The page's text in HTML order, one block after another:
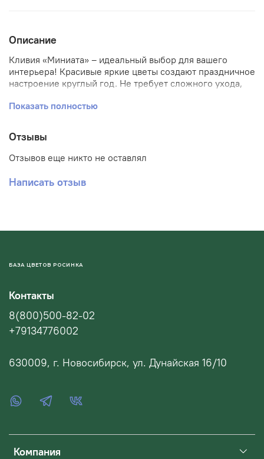
Описание
Кливия «Миниата» – идеальный выбор для вашего
интерьера! Красивые яркие цветы создают праздничное
настроение круглый год. Не требует сложного ухода,
Улучшает микроклимат помещения, очищает воздух от
и близким! Приобретайте кливию «Мината» у нас –
подарите красоту своему дому уже сегодня!
Показать полностью
Отзывы
Отзывов еще никто не оставлял
Написать отзыв
БАЗА ЦВЕТОВ РОСИНКА
Компания
Контакты
8(800)500-82-02
+79134776002
630009, г. Новосибирск, ул. Дунайская 16/10